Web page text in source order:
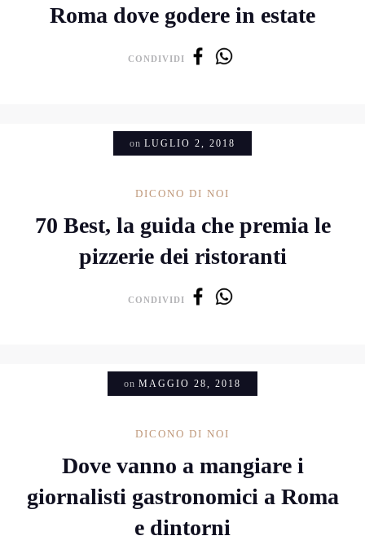
Roma dove godere in estate
CONDIVIDI
on LUGLIO 2, 2018
DICONO DI NOI
70 Best, la guida che premia le
pizzerie dei ristoranti
CONDIVIDI
on MAGGIO 28, 2018
DICONO DI NOI
Dove vanno a mangiare i
giornalisti gastronomici a Roma
e dintorni